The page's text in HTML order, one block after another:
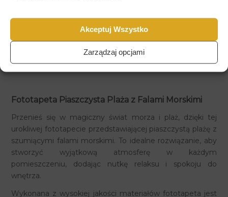
Akceptuj Wszystko
Zarządzaj opcjami
Fototapeta Piaszczysta Plaża z Falami Morskimi
Przenieś się w magiczny świat morza i plaż, dzięki tej
urokliwej fototapecie przedstawiającej piaszczystą plażę z
szumiącymi falami morskimi. To idealne rozwiązanie, aby
stworzyć wyjątkową atmosferę w każdym
pomieszczeniu, dodając nutkę relaksu i spokoju do
wnętrza.
Wykonana z wysokiej jakości materiałów fototapeta jest